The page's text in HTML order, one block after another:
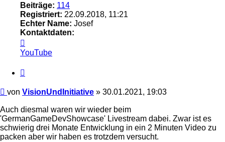
Beiträge: 114
Registriert: 22.09.2018, 11:21
Echter Name: Josef
Kontaktdaten:
von
VisionUndInitiative
YouTube
Beitrag
von VisionUndInitiative » 30.01.2021, 19:03
Auch diesmal waren wir wieder beim
'GermanGameDevShowcase' Livestream dabei. Zwar ist es
schwierig drei Monate Entwicklung in ein 2 Minuten Video zu
packen aber wir haben es trotzdem versucht.